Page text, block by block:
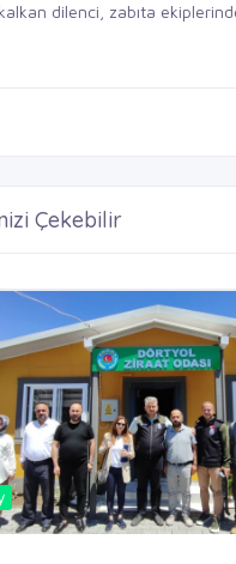
dilenci, zabıta
Çekebilir